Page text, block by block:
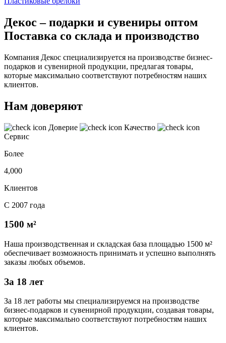
Декос – подарки и сувениры оптом
Поставка со склада и производство
Компания Декос специализируется на производстве бизнес-
подарков и сувенирной продукции, предлагая товары,
которые максимально соответствуют потребностям наших
клиентов.
Нам доверяют
Доверие
Качество
Сервис
Более
4,000
Клиентов
С 2007 года
1500 м²
Наша производственная и складская база площадью 1500 м²
обеспечивает возможность принимать и успешно выполнять
заказы любых объемов.
За 18 лет
За 18 лет работы мы специализируемся на производстве
бизнес-подарков и сувенирной продукции, создавая товары,
которые максимально соответствуют потребностям наших
клиентов.